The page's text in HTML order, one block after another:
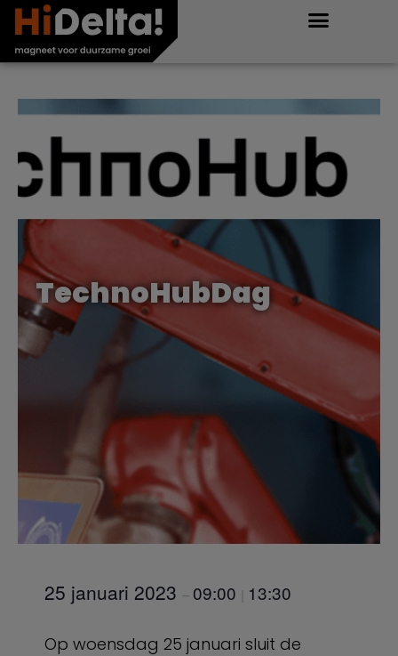
TechnoHubDag
25 januari 2023– 09:00 13:30
Op woensdag 25 januari sluit de